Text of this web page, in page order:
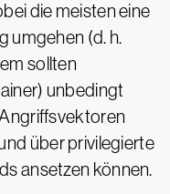
die meisten eine
umgehen (d. h.
sollten
unbedingt
über privilegierte
ansetzen können.